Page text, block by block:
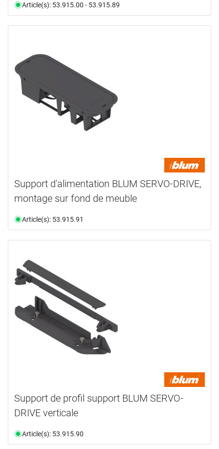
Article(s): 53.915.00 - 53.915.89
Support d'alimentation BLUM SERVO-DRIVE,
montage sur fond de meuble
Article(s): 53.915.91
Support de profil support BLUM SERVO-
DRIVE verticale
Article(s): 53.915.90